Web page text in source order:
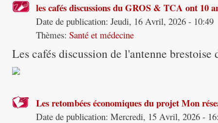
les cafés discussions du GROS & TCA ont 10
Date de publication:Jeudi, 16 Avril, 2026 - 10:49
Thèmes:Santé et médecine
Les cafés discussion de l'antenne brestoise
Les retombées économiques du projet Mon
Date de publication:Mercredi, 15 Avril, 2026 -